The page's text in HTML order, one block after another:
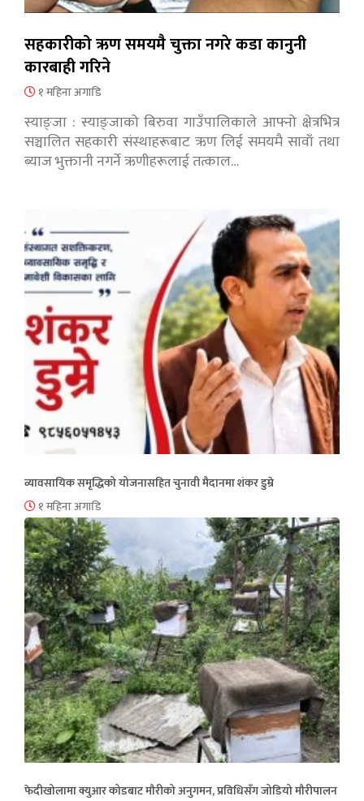
सहकारीको ऋण समयमै चुक्ता नगरे कडा कानुनी
कारबाही गरिने
१ महिना अगाडि
स्याङ्जा : स्याङ्जाको बिरुवा गाउँपालिकाले आफ्नो क्षेत्रभित्र
सञ्चालित सहकारी संस्थाहरूबाट ऋण लिई समयमै सावाँ तथा
ब्याज भुक्तानी नगर्ने ऋणीहरूलाई तत्काल…
व्यावसायिक समृद्धिको योजनासहित चुनावी मैदानमा शंकर डुम्रे
१ महिना अगाडि
फेदीखोलामा क्युआर कोडबाट मौरीको अनुगमन, प्रविधिसँग जोडियो मौरीपालन